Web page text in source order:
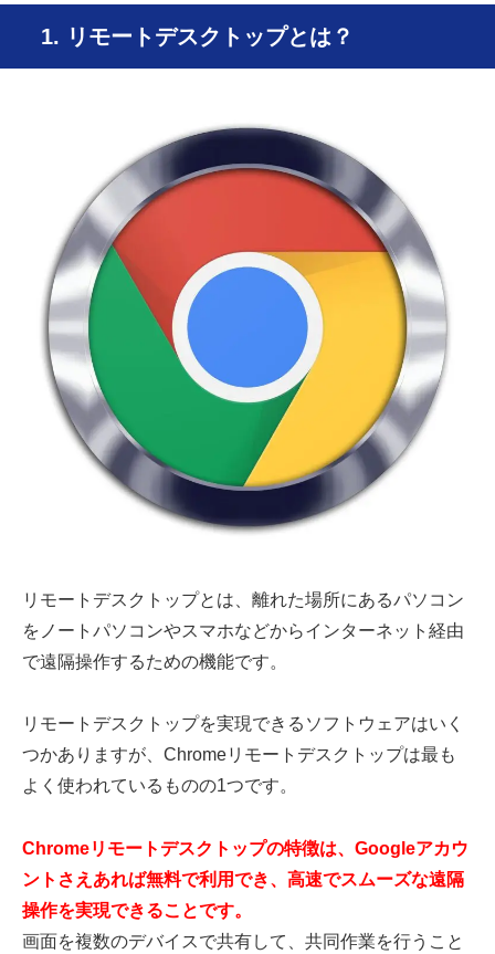
1. リモートデスクトップとは？
リモートデスクトップとは、離れた場所にあるパソコン
をノートパソコンやスマホなどからインターネット経由
で遠隔操作するための機能です。
リモートデスクトップを実現できるソフトウェアはいく
つかありますが、Chromeリモートデスクトップは最も
よく使われているものの1つです。
Chromeリモートデスクトップの特徴は、Googleアカウ
ントさえあれば無料で利用でき、高速でスムーズな遠隔
操作を実現できることです。
画面を複数のデバイスで共有して、共同作業を行うこと